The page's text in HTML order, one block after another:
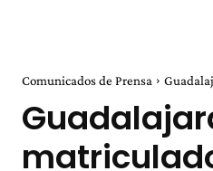
Comunicados de Prensa